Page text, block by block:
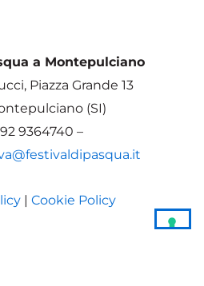
a Montepulciano
Piazza Grande 13
(SI)
9364740 –
| Cookie Policy